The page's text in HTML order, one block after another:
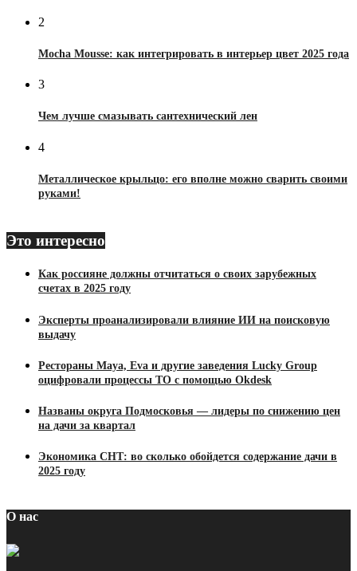
2
Mocha Mousse: как интегрировать в интерьер цвет 2025 года
3
Чем лучше смазывать сантехнический лен
4
Металлическое крыльцо: его вполне можно сварить своими
руками!
Это интересно
Как россияне должны отчитаться о своих зарубежных
счетах в 2025 году
Эксперты проанализировали влияние ИИ на поисковую
выдачу
Рестораны Maya, Eva и другие заведения Lucky Group
оцифровали процессы ТО с помощью Okdesk
Названы округа Подмосковья — лидеры по снижению цен
на дачи за квартал
Экономика СНТ: во сколько обойдется содержание дачи в
2025 году
О нас